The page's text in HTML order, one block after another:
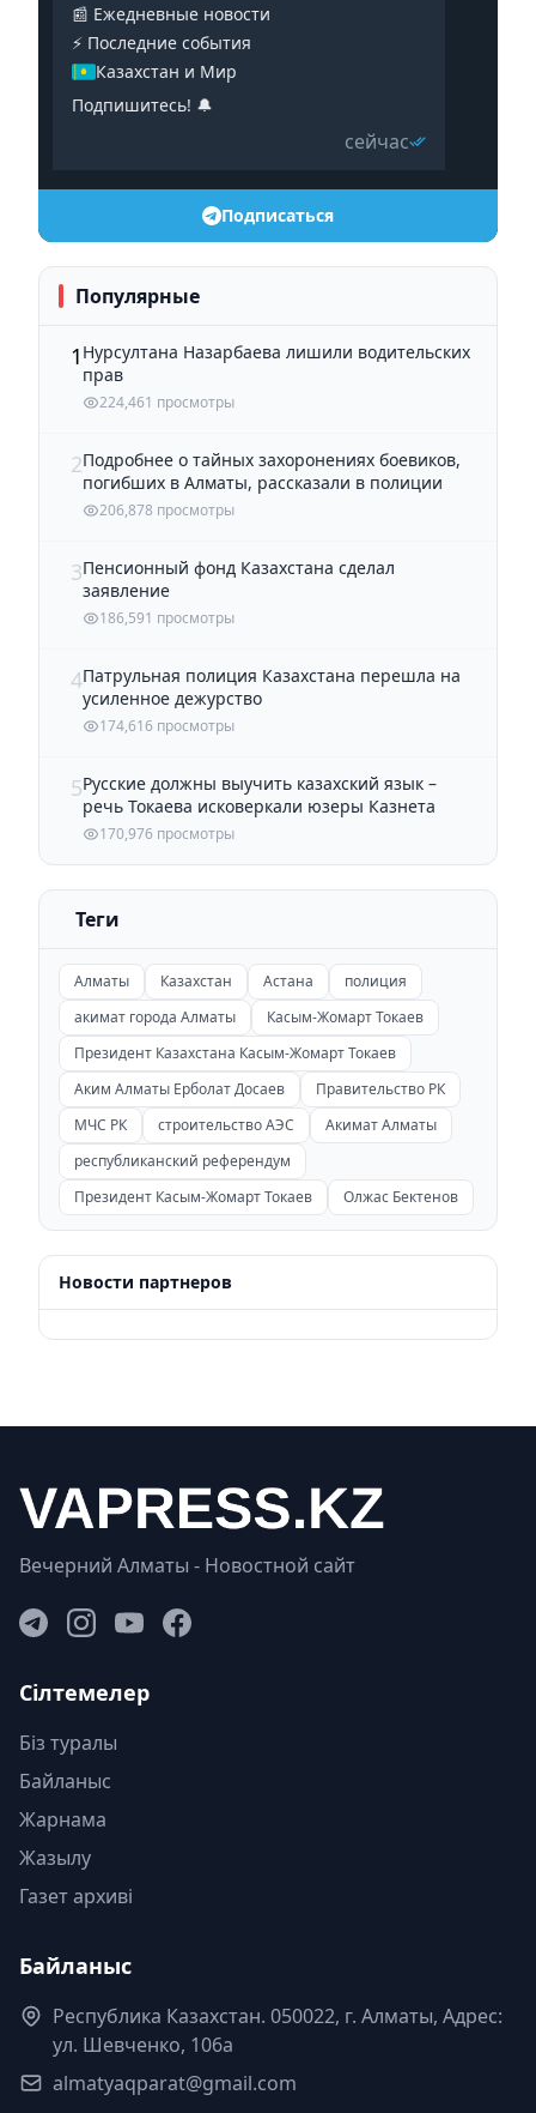
📰 Ежедневные новости
⚡️ Последние события
Казахстан и Мир
Подпишитесь! 🔔
сейчас
Подписаться
Популярные
1 Нурсултана Назарбаева лишили водительских
прав
224,461 просмотры
2Подробнее о тайных захоронениях боевиков,
погибших в Алматы, рассказали в полиции
206,878 просмотры
3Пенсионный фонд Казахстана сделал
заявление
186,591 просмотры
4Патрульная полиция Казахстана перешла на
усиленное дежурство
174,616 просмотры
5Русские должны выучить казахский язык –
речь Токаева исковеркали юзеры Казнета
170,976 просмотры
Теги
Алматы Казахстан Астана
полиция
акимат города Алматы
Касым-Жомарт Токаев
Президент Казахстана Касым-Жомарт Токаев
Аким Алматы Ерболат Досаев
Правительство РК
МЧС РК
строительство АЭС
Акимат Алматы
республиканский референдум
Президент Касым-Жомарт Токаев
Олжас Бектенов
Новости партнеров
Вечерний Алматы - Новостной сайт
Сілтемелер
Біз туралы
Байланыс
Жарнама
Жазылу
Газет архиві
Байланыс
Республика Казахстан. 050022, г. Алматы, Адрес:
ул. Шевченко, 106а
almatyaqparat@gmail.com